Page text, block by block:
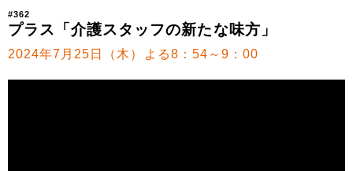
#362
プラス「介護スタッフの新たな味方」
2024年7月25日（木）よる8：54～9：00